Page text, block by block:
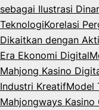
sebagai Ilustrasi
TeknologiKorelasi
Dikaitkan dengan
Era Ekonomi Digital
Mahjong Kasino
Industri KreatifModel
Mahjongways